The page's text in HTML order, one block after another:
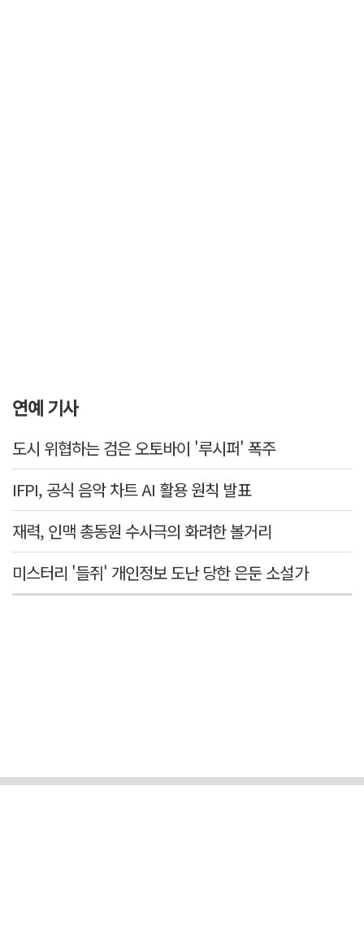
연예 기사
도시 위협하는 검은 오토바이 '루시퍼' 폭주
IFPI, 공식 음악 차트 AI 활용 원칙 발표
재력, 인맥 총동원 수사극의 화려한 볼거리
미스터리 '들쥐' 개인정보 도난 당한 은둔 소설가